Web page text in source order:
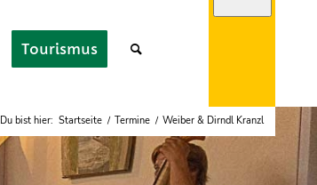
Tourismus
Du bist hier: Startseite / Termine / Weiber & Dirndl Kranzl